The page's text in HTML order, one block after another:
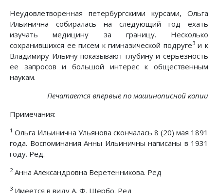
Неудовлетворенная петербургскими курсами, Ольга
Ильинична собиралась на следующий год ехать
изучать медицину за границу. Несколько
сохранившихся ее писем к гимназической подруге3и к
Владимиру Ильичу показывают глубину и серьезность
ее запросов и большой интерес к общественным
наукам.
Печатается впервые по машинописной копии
Примечания:
1 Ольга Ильинична Ульянова скончалась 8 (20) мая 1891
года. Воспоминания Анны Ильиничны написаны в 1931
году. Ред.
2Анна Александровна Веретенникова. Ред
3 Имеется в виду А. Ф. Щербо. Ред